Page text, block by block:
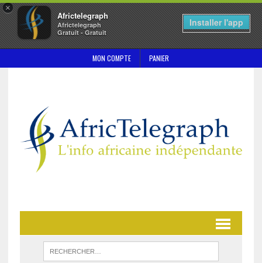
×
Africtelegraph
Africtelegraph
Gratuit - Gratuit
Installer l'app
MON COMPTE PANIER